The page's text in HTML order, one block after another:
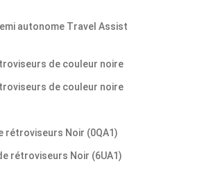
autonome Travel Assist
de couleur noire
de couleur noire
rétroviseurs Noir (0QA1)
rétroviseurs Noir (6UA1)